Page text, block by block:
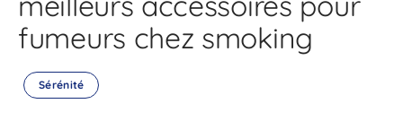
fumeurs chez smoking
Sérénité